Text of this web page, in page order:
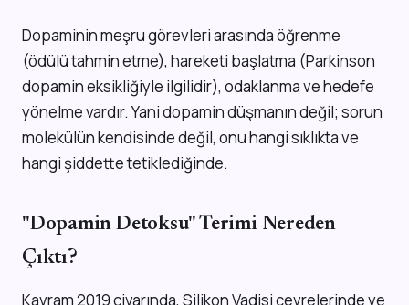
Dopaminin meşru görevleri arasında öğrenme
(ödülü tahmin etme), hareketi başlatma (Parkinson
dopamin eksikliğiyle ilgilidir), odaklanma ve hedefe
yönelme vardır. Yani dopamin düşmanın değil; sorun
molekülün kendisinde değil, onu hangi sıklıkta ve
hangi şiddette tetiklediğinde.
"Dopamin Detoksu" Terimi Nereden
Çıktı?
Kavram 2019 civarında, Silikon Vadisi çevrelerinde ve